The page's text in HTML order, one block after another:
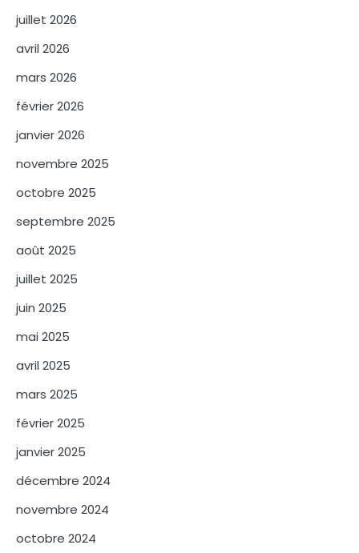
juillet 2026
avril 2026
mars 2026
février 2026
janvier 2026
novembre 2025
octobre 2025
septembre 2025
août 2025
juillet 2025
juin 2025
mai 2025
avril 2025
mars 2025
février 2025
janvier 2025
décembre 2024
novembre 2024
octobre 2024